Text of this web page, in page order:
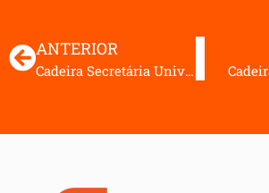
ANTERIOR
Cadeira Secretária Universitária